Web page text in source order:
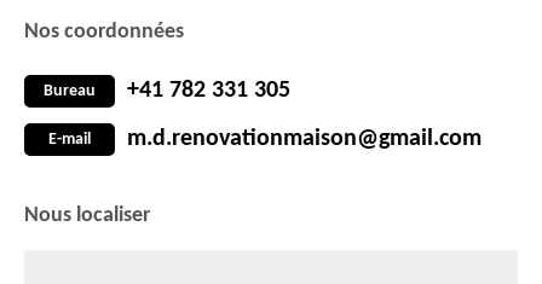
Nos coordonnées
Bureau +41 782 331 305
E-mail m.d.renovationmaison@gmail.com
Nous localiser